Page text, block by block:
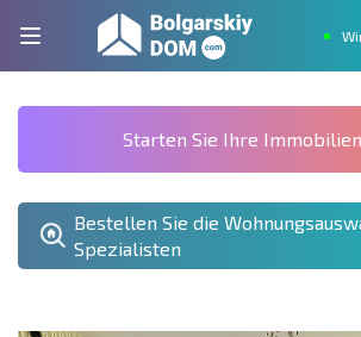
Starten Sie Ihre
Bestellen Sie die
Spezialisten